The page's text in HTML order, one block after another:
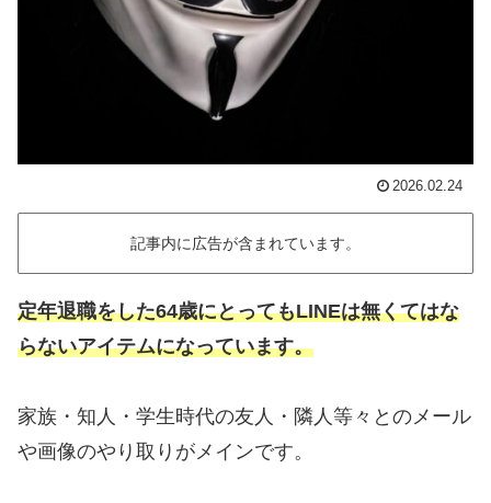
2026.02.24
記事内に広告が含まれています。
定年退職をした64歳にとってもLINEは無くてはな
らないアイテムになっています。
家族・知人・学生時代の友人・隣人等々とのメール
や画像のやり取りがメインです。